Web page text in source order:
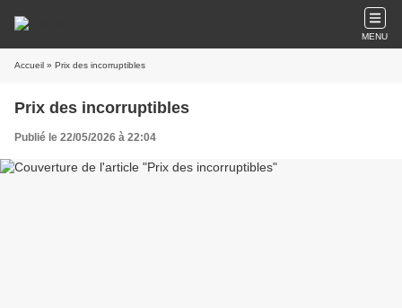
MENU
Accueil » Prix des incorruptibles
Prix des incorruptibles
Publié le 22/05/2026 à 22:04